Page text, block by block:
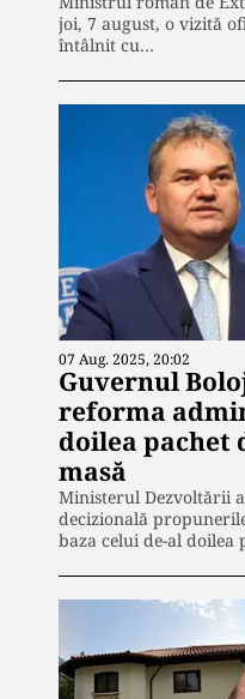
joi, 7 august, o vizită
întâlnit cu…
07 Aug. 2025, 20:02
Guvernul
reforma
doilea pachet
masă
Ministerul Dezvoltării
decizională
baza celui de-al